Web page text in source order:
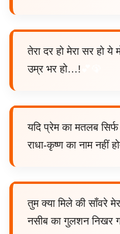
तेरा दर हो मेरा सर हो
उम्र भर हो…!
यदि प्रेम का मतलब
राधा-कृष्ण का नाम नहीं
तुम क्या मिले की साँवरे
नसीब का गुलशन निखर